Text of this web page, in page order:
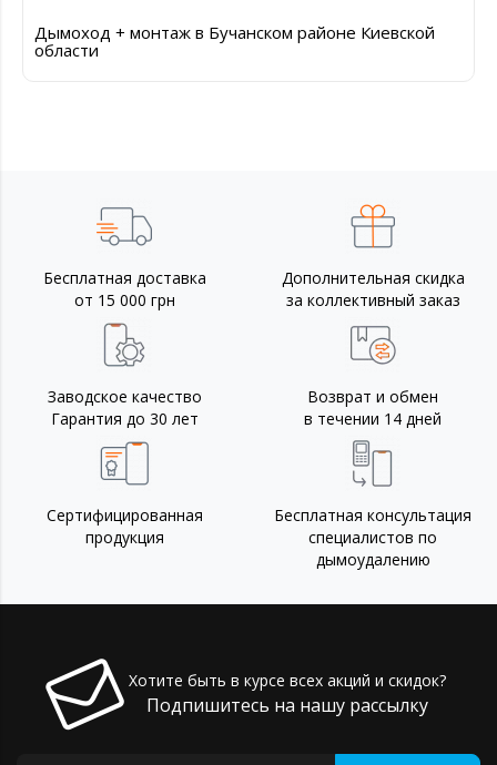
Дымоход + монтаж в Бучанском районе Киевской
области
Бесплатная доставка
от 15 000 грн
Дополнительная скидка
за коллективный заказ
Заводское качество
Гарантия до 30 лет
Возврат и обмен
в течении 14 дней
Сертифицированная
продукция
Бесплатная консультация
специалистов по
дымоудалению
Хотите быть в курсе всех акций и скидок?
Подпишитесь на нашу рассылку